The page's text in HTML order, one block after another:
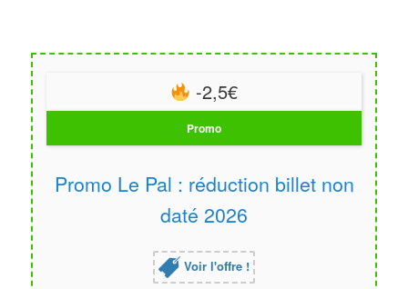
-2,5€
Promo
Promo Le Pal : réduction billet non
daté 2026
Voir l'offre !